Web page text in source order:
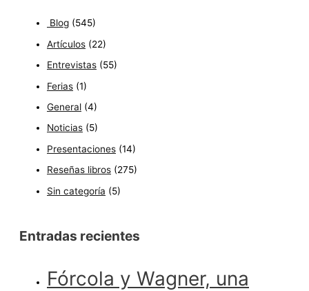
Blog (545)
Artículos (22)
Entrevistas (55)
Ferias (1)
General (4)
Noticias (5)
Presentaciones (14)
Reseñas libros (275)
Sin categoría (5)
Entradas recientes
Fórcola y Wagner, una